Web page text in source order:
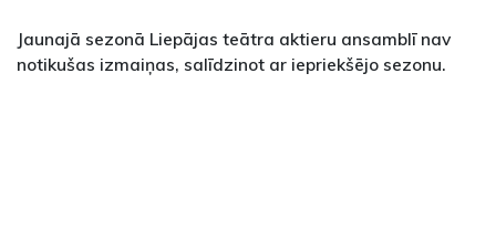
Jaunajā sezonā Liepājas teātra aktieru ansamblī nav
notikušas izmaiņas, salīdzinot ar iepriekšējo sezonu.